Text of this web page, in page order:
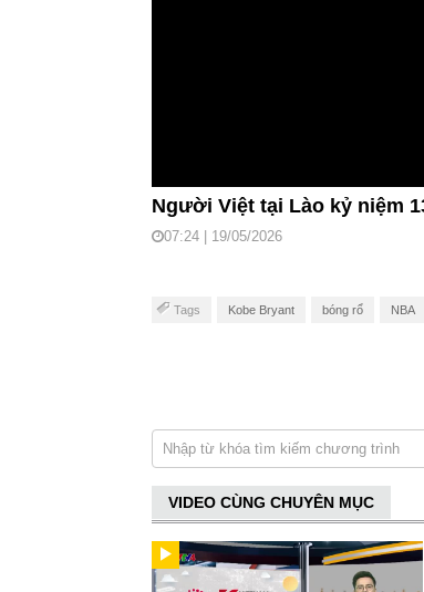
Người Việt tại Lào kỷ niệm
07:24 | 19/05/2026
Tags Kobe Bryant bóng rổ NBA
VIDEO CÙNG CHUYÊN MỤC